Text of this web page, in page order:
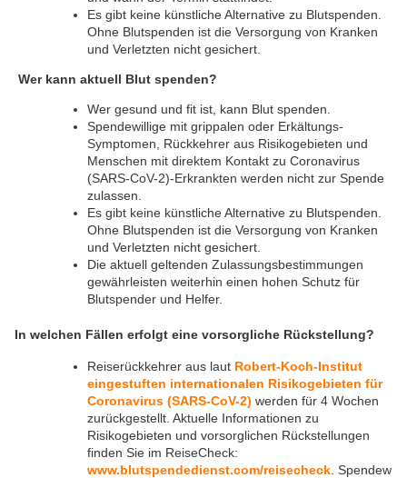
Es gibt keine künstliche Alternative zu Blutspenden.
Ohne Blutspenden ist die Versorgung von Kranken
und Verletzten nicht gesichert.
Wer kann aktuell Blut spenden?
Wer gesund und fit ist, kann Blut spenden.
Spendewillige mit grippalen oder Erkältungs-
Symptomen, Rückkehrer aus Risikogebieten und
Menschen mit direktem Kontakt zu Coronavirus
(SARS-CoV-2)-Erkrankten werden nicht zur Spende
zulassen.
Es gibt keine künstliche Alternative zu Blutspenden.
Ohne Blutspenden ist die Versorgung von Kranken
und Verletzten nicht gesichert.
Die aktuell geltenden Zulassungsbestimmungen
gewährleisten weiterhin einen hohen Schutz für
Blutspender und Helfer.
In welchen Fällen erfolgt eine vorsorgliche Rückstellung?
Reiserückkehrer aus laut Robert-Koch-Institut
eingestuften internationalen Risikogebieten für
Coronavirus (SARS-CoV-2) werden für 4 Wochen
zurückgestellt. Aktuelle Informationen zu
Risikogebieten und vorsorglichen Rückstellungen
finden Sie im ReiseCheck:
www.blutspendedienst.com/reisecheck . Spendew